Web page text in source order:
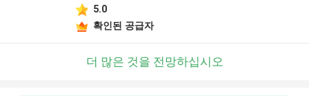
5.0
확인된 공급자
더 많은 것을 전망하십시오